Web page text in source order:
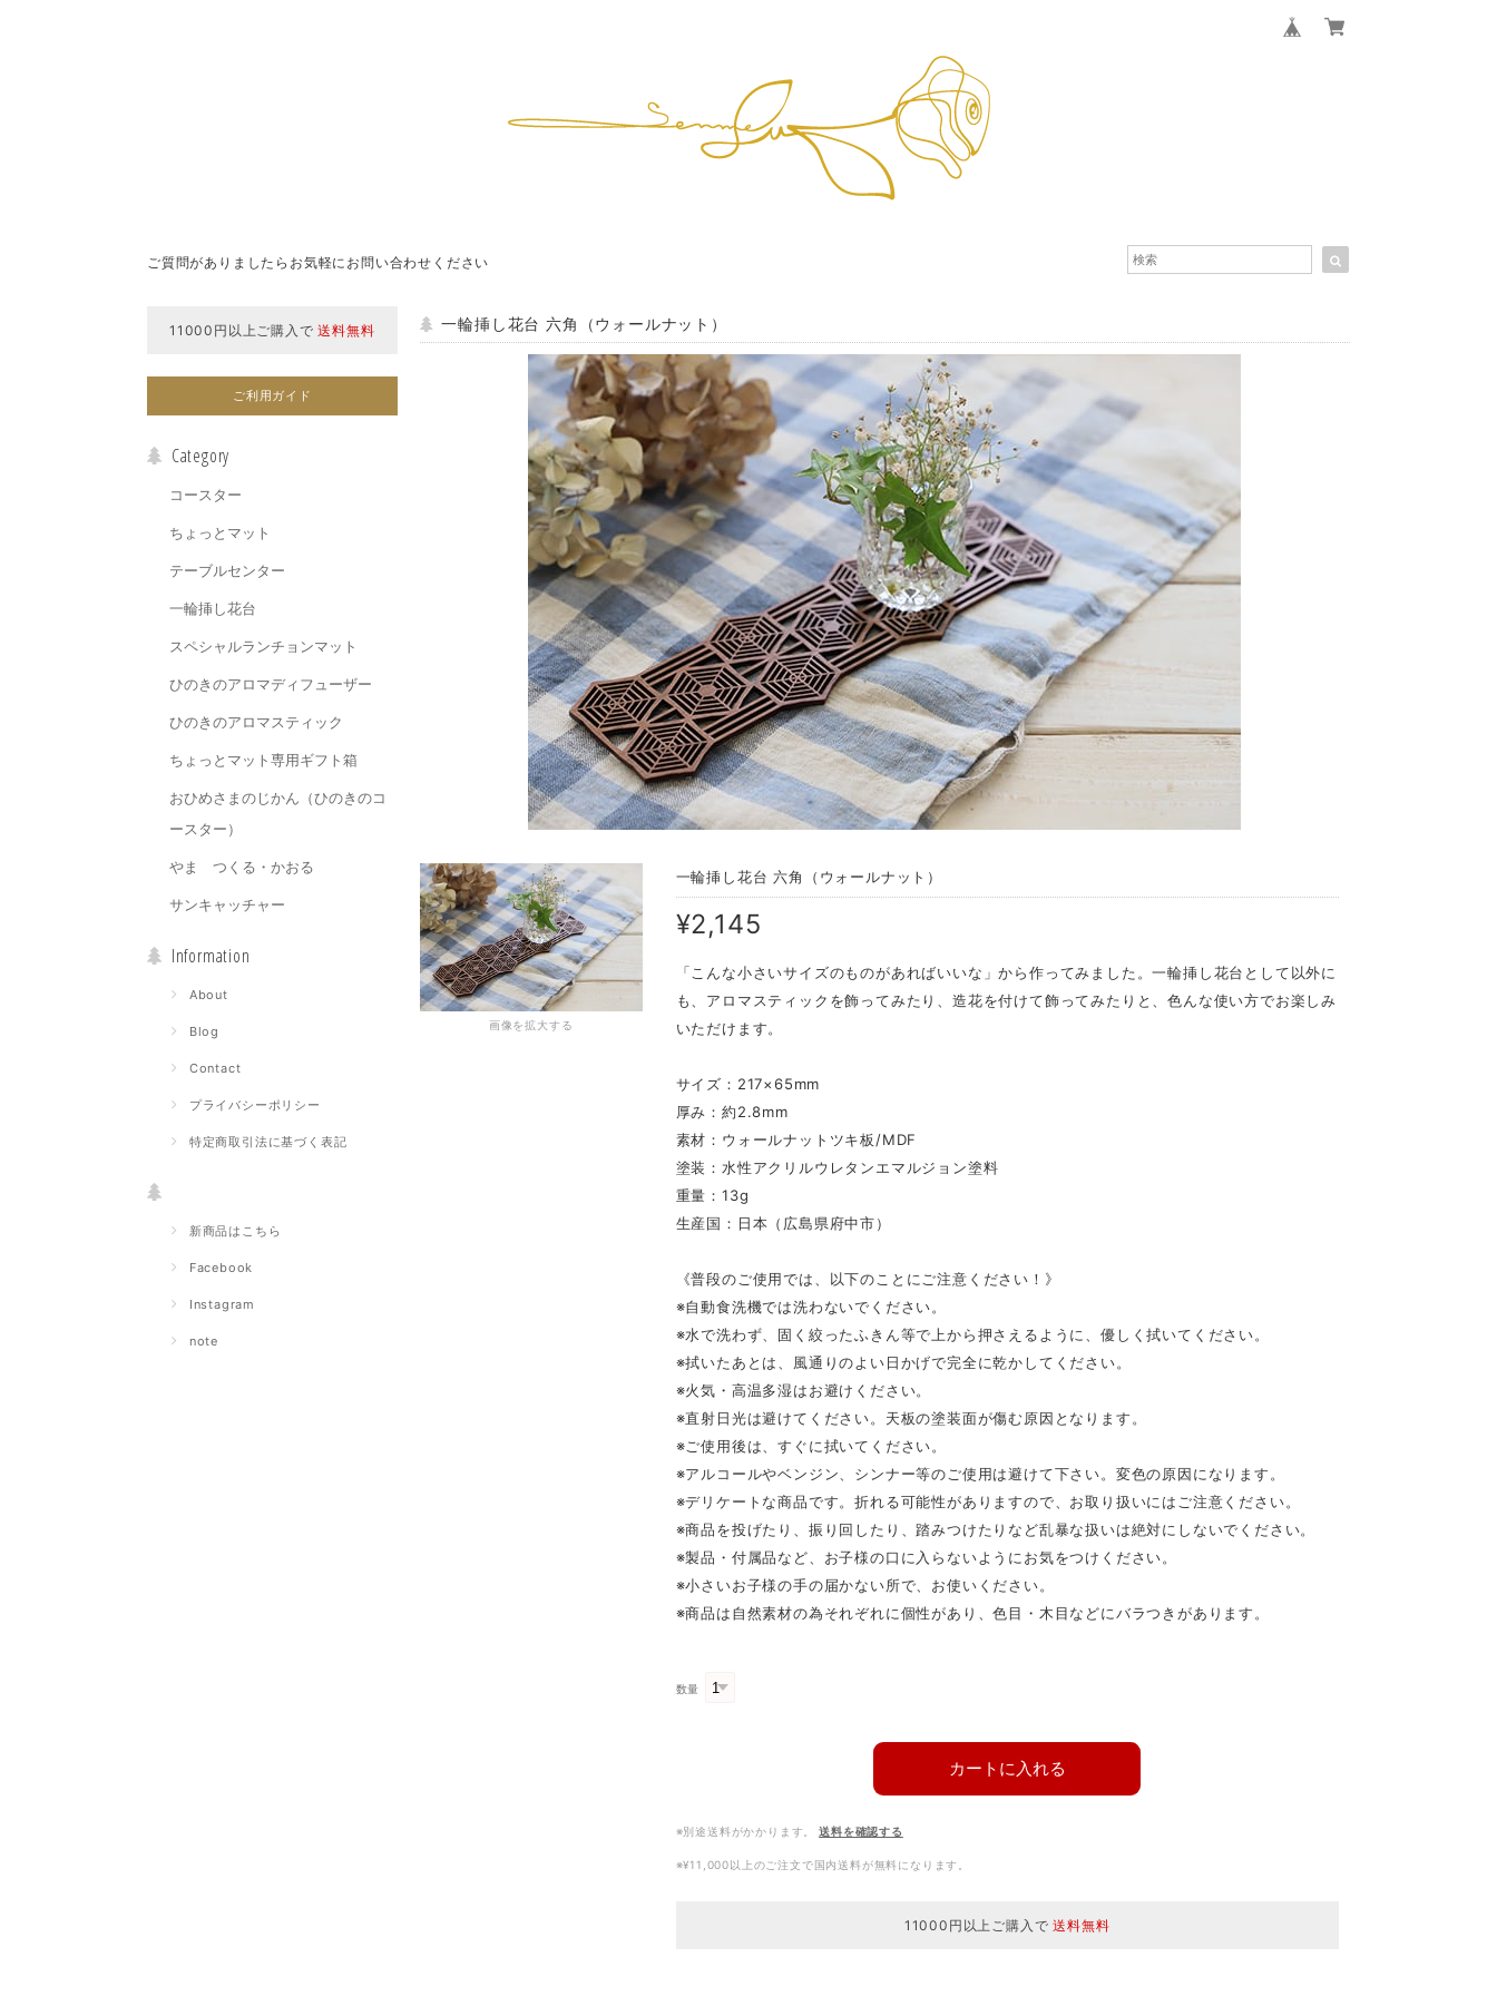
ご質問がありましたらお気軽にお問い合わせください
11000円以上ご購入で送料無料
ご利用ガイド
Category
コースター
ちょっとマット
テーブルセンター
一輪挿し花台
スペシャルランチョンマット
ひのきのアロマディフューザー
ひのきのアロマスティック
ちょっとマット専用ギフト箱
おひめさまのじかん（ひのきのコ
ースター）
やま つくる・かおる
サンキャッチャー
Information
About
Blog
Contact
プライバシーポリシー
特定商取引法に基づく表記
新商品はこちら
Facebook
Instagram
note
一輪挿し花台 六角（ウォールナット）
画像を拡大する
一輪挿し花台 六角（ウォールナット）
¥2,145
「こんな小さいサイズのものがあればいいな」から作ってみました。一輪挿し花台として以外に
も、アロマスティックを飾ってみたり、造花を付けて飾ってみたりと、色んな使い方でお楽しみ
いただけます。
サイズ：217×65mm
厚み：約2.8mm
素材：ウォールナットツキ板/MDF
塗装：水性アクリルウレタンエマルジョン塗料
重量：13g
生産国：日本（広島県府中市）
《普段のご使用では、以下のことにご注意ください！》
※自動食洗機では洗わないでください。
※水で洗わず、固く絞ったふきん等で上から押さえるように、優しく拭いてください。
※拭いたあとは、風通りのよい日かげで完全に乾かしてください。
※火気・高温多湿はお避けください。
※直射日光は避けてください。天板の塗装面が傷む原因となります。
※ご使用後は、すぐに拭いてください。
※アルコールやベンジン、シンナー等のご使用は避けて下さい。変色の原因になります。
※デリケートな商品です。折れる可能性がありますので、お取り扱いにはご注意ください。
※商品を投げたり、振り回したり、踏みつけたりなど乱暴な扱いは絶対にしないでください。
※製品・付属品など、お子様の口に入らないようにお気をつけください。
※小さいお子様の手の届かない所で、お使いください。
※商品は自然素材の為それぞれに個性があり、色目・木目などにバラつきがあります。
数量
カートに入れる
※別途送料がかかります。 送料を確認する
※¥11,000以上のご注文で国内送料が無料になります。
11000円以上ご購入で送料無料